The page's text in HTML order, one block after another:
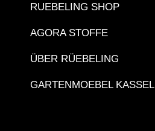
RUEBELING SHOP
AGORA STOFFE
ÜBER RÜEBELING
GARTENMOEBEL KASSEL